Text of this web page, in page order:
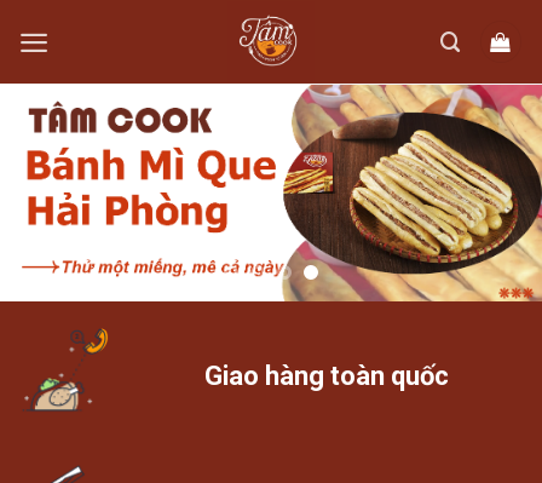
content
Giao hàng toàn quốc